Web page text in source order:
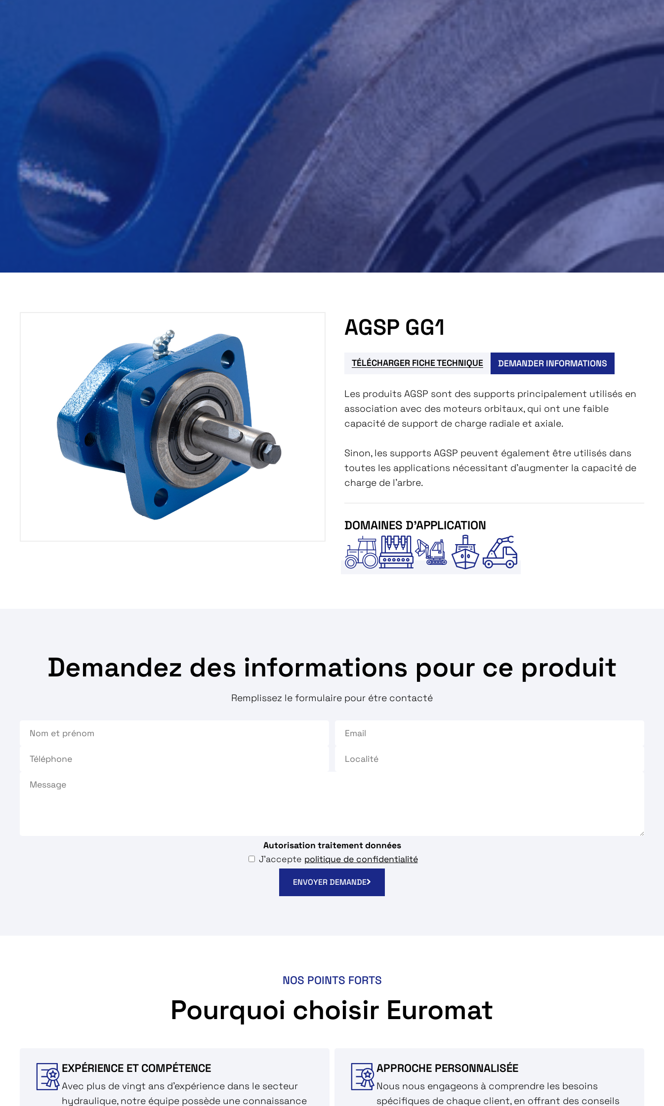
AGSP GG1
TÉLÉCHARGER FICHE TECHNIQUE DEMANDER INFORMATIONS
Les produits AGSP sont des supports principalement utilisés en
association avec des moteurs orbitaux, qui ont une faible
capacité de support de charge radiale et axiale.
Sinon, les supports AGSP peuvent également être utilisés dans
toutes les applications nécessitant d'augmenter la capacité de
charge de l'arbre.
DOMAINES D'APPLICATION
Demandez des informations pour ce produit
Remplissez le formulaire pour étre contacté
Autorisation traitement données
J'accepte politique de confidentialité
ENVOYER DEMANDE
NOS POINTS FORTS
Pourquoi choisir Euromat
EXPÉRIENCE ET COMPÉTENCE
Avec plus de vingt ans d'expérience dans le secteur
hydraulique, notre équipe possède une connaissance
APPROCHE PERSONNALISÉE
Nous nous engageons à comprendre les besoins
spécifiques de chaque client, en offrant des conseils